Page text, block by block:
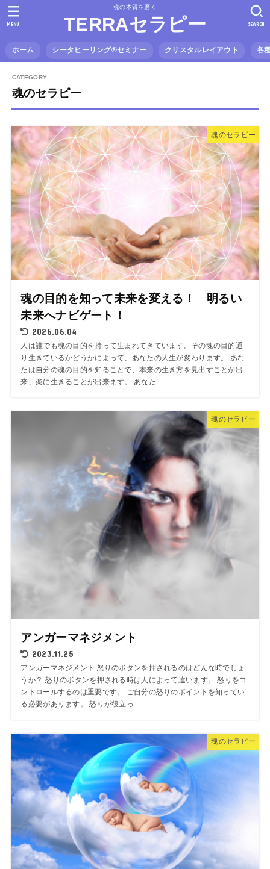
魂の本質を磨く
TERRAセラピー
ホーム シータヒーリング®️セミナー クリスタルレイアウト 各
SEARCH
MENU
魂のセラピー
魂のセラピー
魂の目的を知って未来を変える！ 明るい
未来へナビゲート！
2026.06.04
人は誰でも魂の目的を持って生まれてきています。その魂の目的通
り生きているかどうかによって、あなたの人生が変わります。 あな
たは自分の魂の目的を知ることで、本来の生き方を見出すことが出
来、楽に生きることが出来ます。 あなた...
魂のセラピー
アンガーマネジメント
2023.11.25
アンガーマネジメント 怒りのボタンを押されるのはどんな時でしょ
うか？ 怒りのボタンを押される時は人によって違います。 怒りをコ
ントロールするのは重要です。 ご自分の怒りのポイントを知ってい
る必要があります。 怒りが役立っ...
魂のセラピー